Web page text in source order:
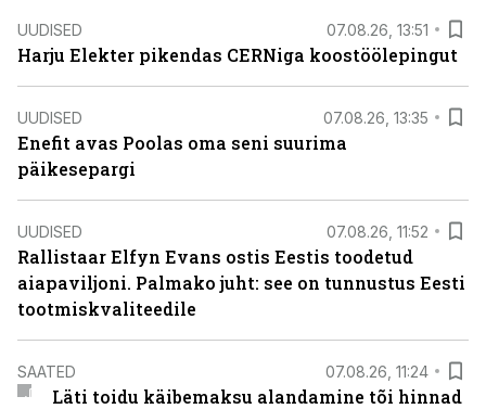
UUDISED 07.08.26, 13:51
Harju Elekter pikendas CERNiga koostöölepingut
UUDISED 07.08.26, 13:35
Enefit avas Poolas oma seni suurima
päikesepargi
UUDISED 07.08.26, 11:52
Rallistaar Elfyn Evans ostis Eestis toodetud
aiapaviljoni. Palmako juht: see on tunnustus Eesti
tootmiskvaliteedile
SAATED 07.08.26, 11:24
Läti toidu käibemaksu alandamine tõi hinnad